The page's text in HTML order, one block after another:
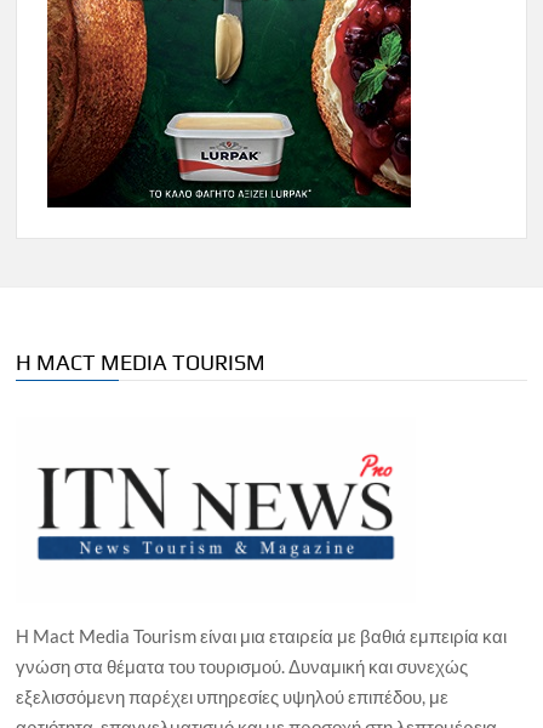
Η MACT MEDIA TOURISM
Η Mact Media Tourism είναι μια εταιρεία με βαθιά εμπειρία και
γνώση στα θέματα του τουρισμού. Δυναμική και συνεχώς
εξελισσόμενη παρέχει υπηρεσίες υψηλού επιπέδου, με